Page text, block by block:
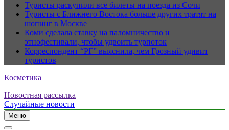
Туристы раскупили все билеты на поезда из Сочи
Туристы с Ближнего Востока больше других тратят на
шопинг в Москве
Коми сделала ставку на паломничество и
этнофестивали, чтобы удвоить турпоток
Корреспондент “РГ” выяснила, чем Грозный удивит
туристов
Косметика
Новостная рассылка
Случайные новости
Меню